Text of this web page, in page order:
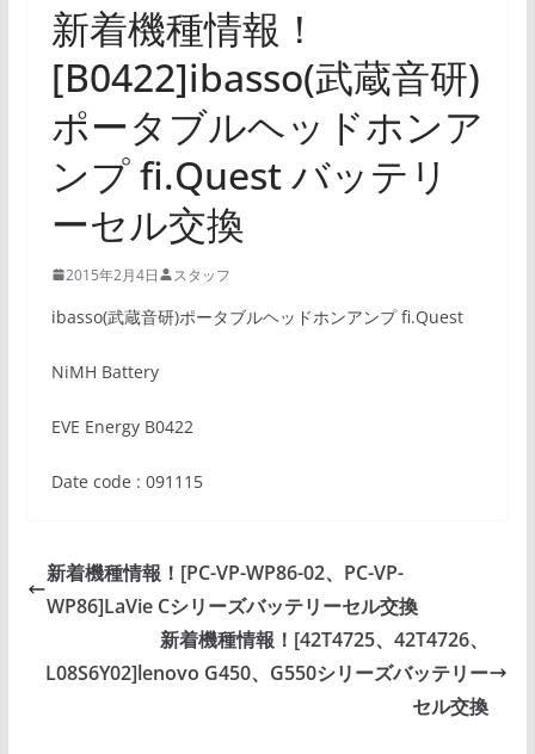
新着機種情報！
[B0422]ibasso(武蔵音研)
ポータブルヘッドホンア
ンプ fi.Quest バッテリ
ーセル交換
2015年2月4日 スタッフ
ibasso(武蔵音研)ポータブルヘッドホンアンプ fi.Quest
NiMH Battery
EVE Energy B0422
Date code : 091115
新着機種情報！[PC-VP-WP86-02、PC-VP-
WP86]LaVie Cシリーズバッテリーセル交換
新着機種情報！[42T4725、42T4726、
L08S6Y02]lenovo G450、G550シリーズバッテリー
セル交換